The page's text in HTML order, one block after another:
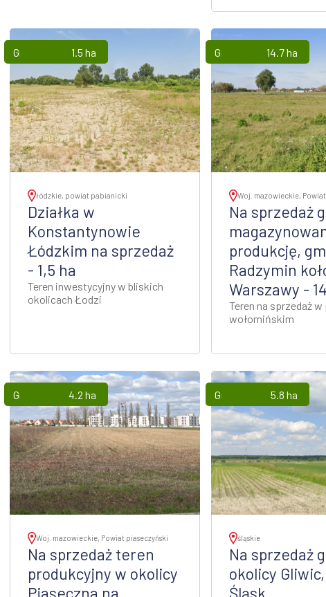
Grunty 1.5 ha
łódzkie, powiat pabianicki
Działka w
Konstantynowie
Łódzkim na sprzedaż
- 1,5 ha
Teren inwestycyjny w bliskich
okolicach Łodzi
Grunty 14.7 ha
Woj. mazowieckie,
Na sprzedaż
produkcję,
Radzymin
Warszawy -
Teren na sprzedaż
wołomińskim
Grunty 4.2 ha
Woj. mazowieckie, Powiat piaseczyński
Na sprzedaż teren
produkcyjny w okolicy
Piaseczna na
Grunty 5.8 ha
śląskie
Na sprzedaż
okolicy
Śląsk